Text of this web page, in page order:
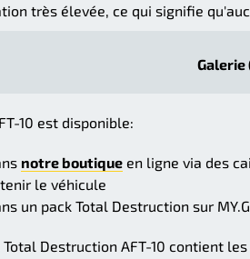
très élevée, ce qui signifie
Galerie
10 est disponible:
notre boutique en ligne via des
le véhicule
un pack Total Destruction sur
Total Destruction AFT-10 contient